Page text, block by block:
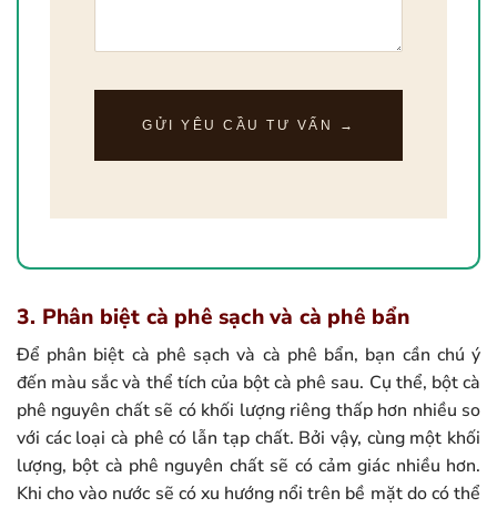
3. Phân biệt cà phê sạch và cà phê bẩn
Để phân biệt cà phê sạch và cà phê bẩn, bạn cần chú ý
đến màu sắc và thể tích của bột cà phê sau. Cụ thể, bột cà
phê nguyên chất sẽ có khối lượng riêng thấp hơn nhiều so
với các loại cà phê có lẫn tạp chất. Bởi vậy, cùng một khối
lượng, bột cà phê nguyên chất sẽ có cảm giác nhiều hơn.
Khi cho vào nước sẽ có xu hướng nổi trên bề mặt do có thể